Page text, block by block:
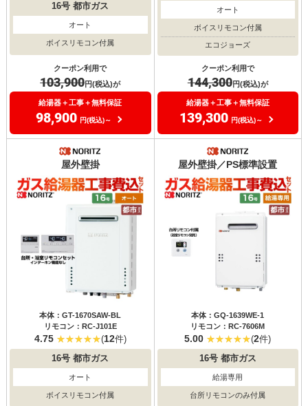
16号 都市ガス
オート
ボイスリモコン付属
クーポン利用で
103,900円(税込)が
給湯器＋工事＋無料保証
98,900 円(税込)～
オート
ボイスリモコン付属
エコジョーズ
クーポン利用で
144,300円(税込)が
給湯器＋工事＋無料保証
139,300 円(税込)～
屋外壁掛
本体：GT-1670SAW-BL
リモコン：RC-J101E
4.75 (12件)
16号 都市ガス
オート
ボイスリモコン付属
屋外壁掛／PS標準設置
本体：GQ-1639WE-1
リモコン：RC-7606M
5.00 (2件)
16号都市ガス
給湯専用
台所リモコンのみ付属